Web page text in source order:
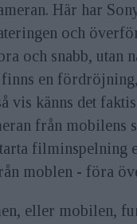
Här har
och
och snabb, utan
en
vis känns det
från mobilens
filminspelning
moblen - föra
eller mobilen,